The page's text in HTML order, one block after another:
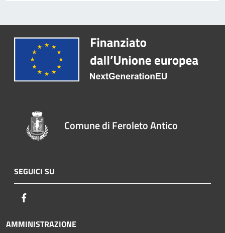
Comune di Feroleto Antico
SEGUICI SU
AMMINISTRAZIONE